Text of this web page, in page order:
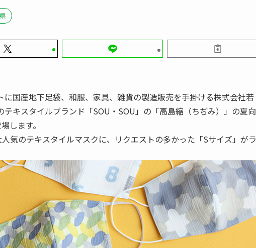
に国産地下足袋、和服、家具、雑貨の製造販売を手掛ける株式会社若
キスタイルブランド「SOU・SOU」の「高島縮（ちぢみ）」の夏向
します。
気のテキスタイルマスクに、リクエストの多かった「Sサイズ」がラ